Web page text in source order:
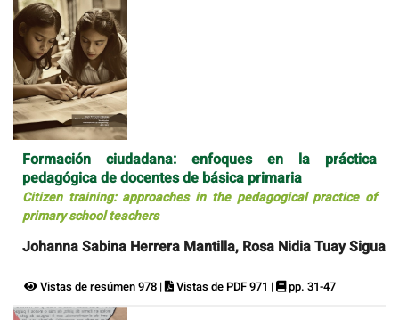
Formación ciudadana: enfoques en la práctica
pedagógica de docentes de básica primaria
Citizen training: approaches in the pedagogical practice of
primary school teachers
Johanna Sabina Herrera Mantilla, Rosa Nidia Tuay Sigua
Vistas de resúmen 978 | Vistas de PDF 971 | pp. 31-47